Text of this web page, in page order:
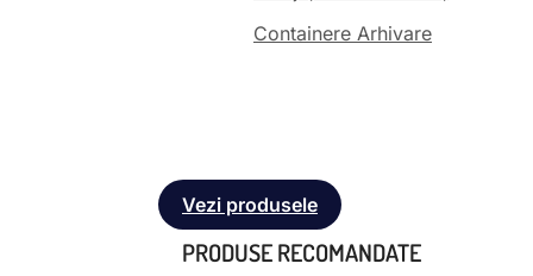
Containere Arhivare
Vezi produsele
PRODUSE RECOMANDATE